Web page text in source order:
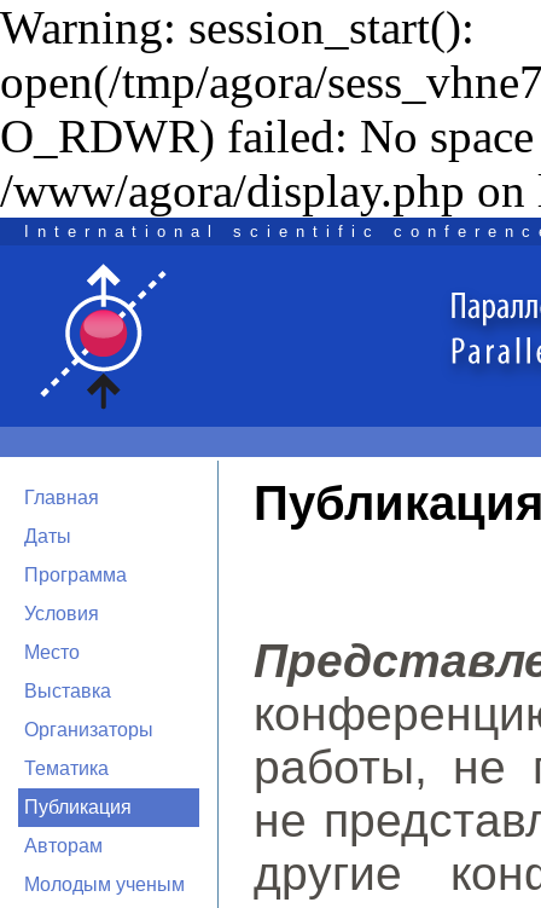
Warning: session_start():
open(/tmp/agora/
O_RDWR) failed: No
/www/agora/display.php on
International scientific
Главная
Даты
Программа
Условия
Место
Выставка
Организаторы
Тематика
Публикация
Авторам
Молодым ученым
работы, не
не
другие